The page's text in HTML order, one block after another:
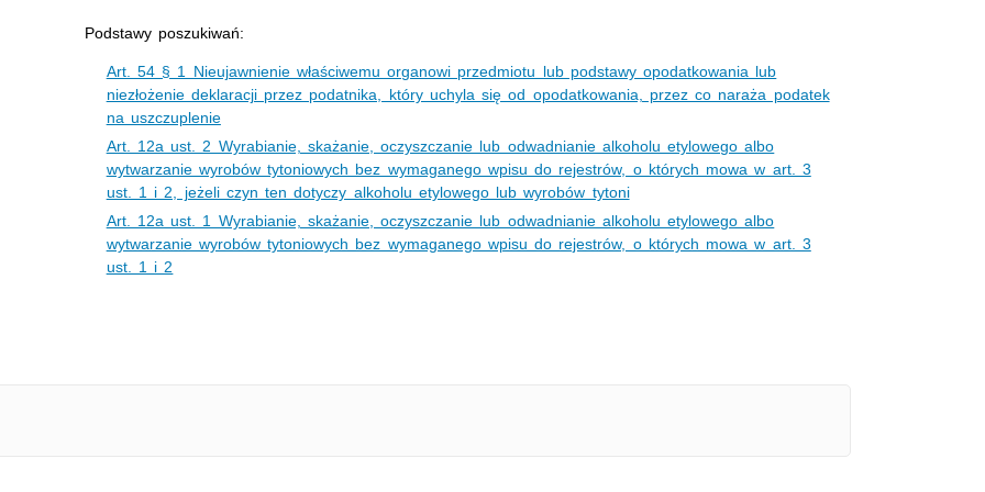
Podstawy poszukiwań:
Art. 54 § 1 Nieujawnienie właściwemu organowi przedmiotu lub podstawy opodatkowania lub
niezłożenie deklaracji przez podatnika, który uchyla się od opodatkowania, przez co naraża podatek
na uszczuplenie
Art. 12a ust. 2 Wyrabianie, skażanie, oczyszczanie lub odwadnianie alkoholu etylowego albo
wytwarzanie wyrobów tytoniowych bez wymaganego wpisu do rejestrów, o których mowa w art. 3
ust. 1 i 2, jeżeli czyn ten dotyczy alkoholu etylowego lub wyrobów tytoni
Art. 12a ust. 1 Wyrabianie, skażanie, oczyszczanie lub odwadnianie alkoholu etylowego albo
wytwarzanie wyrobów tytoniowych bez wymaganego wpisu do rejestrów, o których mowa w art. 3
ust. 1 i 2